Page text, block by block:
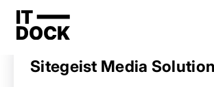
Startseite Anbieter finden Sitegeist Media
Sitegeist Media